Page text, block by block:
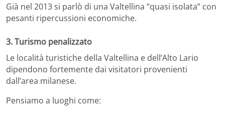
Già nel 2013 si parlò di una Valtellina “quasi isolata” con
pesanti ripercussioni economiche.
3. Turismo penalizzato
Le località turistiche della Valtellina e dell’Alto Lario
dipendono fortemente dai visitatori provenienti
dall’area milanese.
Pensiamo a luoghi come: